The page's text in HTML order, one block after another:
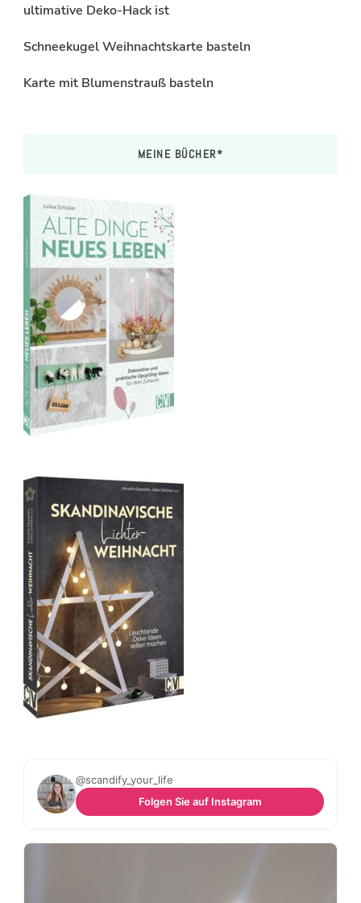
ultimative Deko-Hack ist
Schneekugel Weihnachtskarte basteln
Karte mit Blumenstrauß basteln
MEINE BÜCHER*
@scandify_your_life
Folgen Sie auf Instagram